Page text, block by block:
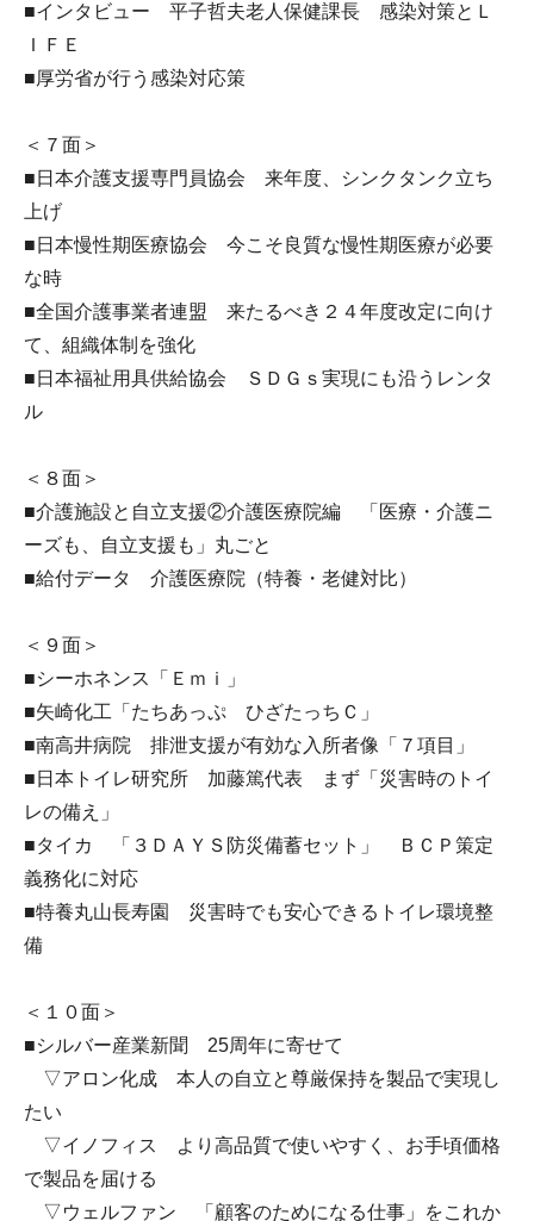
■インタビュー 平子哲夫老人保健課長 感染対策とＬ
ＩＦＥ
■厚労省が行う感染対応策
＜７面＞
■日本介護支援専門員協会 来年度、シンクタンク立ち
上げ
■日本慢性期医療協会 今こそ良質な慢性期医療が必要
な時
■全国介護事業者連盟 来たるべき２４年度改定に向け
て、組織体制を強化
■日本福祉用具供給協会 ＳＤＧｓ実現にも沿うレンタ
ル
＜８面＞
■介護施設と自立支援②介護医療院編 「医療・介護ニ
ーズも、自立支援も」丸ごと
■給付データ 介護医療院（特養・老健対比）
＜９面＞
■シーホネンス「Ｅｍｉ」
■矢崎化工「たちあっぷ ひざたっちＣ」
■南高井病院 排泄支援が有効な入所者像「７項目」
■日本トイレ研究所 加藤篤代表 まず「災害時のトイ
レの備え」
■タイカ 「３ＤＡＹＳ防災備蓄セット」 ＢＣＰ策定
義務化に対応
■特養丸山長寿園 災害時でも安心できるトイレ環境整
備
＜１０面＞
■シルバー産業新聞 25周年に寄せて
▽アロン化成 本人の自立と尊厳保持を製品で実現し
たい
▽イノフィス より高品質で使いやすく、お手頃価格
で製品を届ける
▽ウェルファン 「顧客のためになる仕事」をこれか